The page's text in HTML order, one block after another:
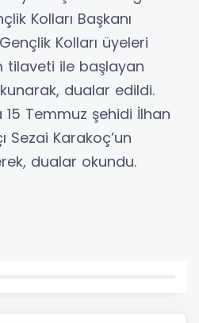
Kolları Başkanı
Kolları üyeleri
tilaveti ile başlayan
dualar edildi.
Temmuz şehidi İlhan
Sezai Karakoç’un
dualar okundu.